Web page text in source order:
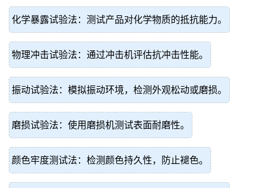
化学暴露试验法：测试产品对化学物质的抵抗能力。
物理冲击试验法：通过冲击机评估抗冲击性能。
振动试验法：模拟振动环境，检测外观松动或磨损。
磨损试验法：使用磨损机测试表面耐磨性。
颜色牢度测试法：检测颜色持久性，防止褪色。